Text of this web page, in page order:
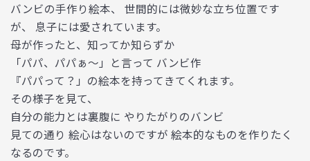
バンビの手作り絵本、 世間的には微妙な立ち位置です
が、 息子には愛されています。
母が作ったと、知ってか知らずか
「パパ、パパぁ〜」と言って バンビ作
『パパって？」の絵本を持ってきてくれます。
その様子を見て、
自分の能力とは裏腹に やりたがりのバンビ
見ての通り 絵心はないのですが 絵本的なものを作りたく
なるのです。